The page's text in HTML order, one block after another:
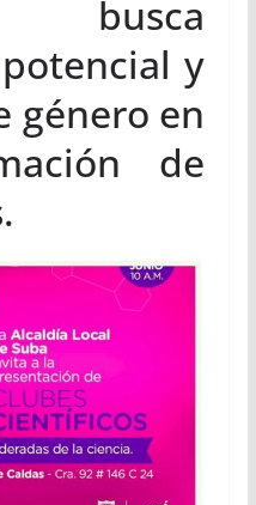
busca
y
género en
de